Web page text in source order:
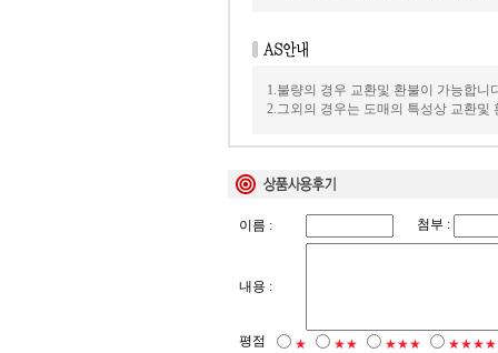
1.불량의 경우 교환및 환불이 가능합니
2.그외의 경우는 도매의 특성상 교환
이름 : 첨부 :
내용 :
평점 ★ ★★ ★★★ ★★★★